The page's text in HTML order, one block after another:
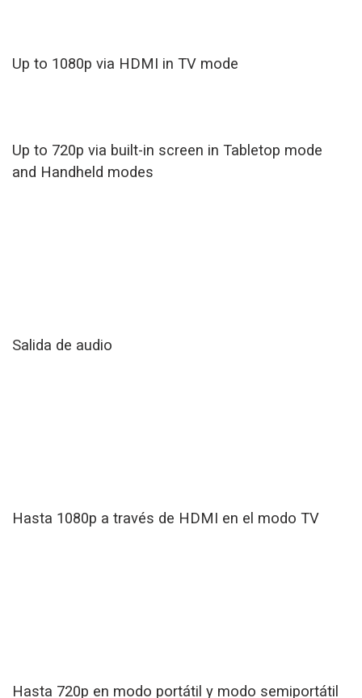
Up to 1080p via HDMI in TV mode
Up to 720p via built-in screen in Tabletop mode
and Handheld modes
Salida de audio
Hasta 1080p a través de HDMI en el modo TV
Hasta 720p en modo portátil y modo semiportátil